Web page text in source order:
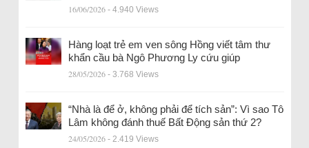
16/06/2026 - 4.940 Views
Hàng loạt trẻ em ven sông Hồng viết tâm thư
khẩn cầu bà Ngô Phương Ly cứu giúp
28/05/2026 - 3.768 Views
“Nhà là để ở, không phải để tích sản”: Vì sao Tô
Lâm không đánh thuế Bất Động sản thứ 2?
24/05/2026 - 2.419 Views